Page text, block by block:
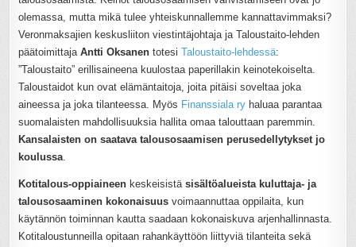
olemassa, mutta mikä tulee yhteiskunnallemme kannattavimmaksi?
Veronmaksajien keskusliiton viestintäjohtaja ja Taloustaito-lehden
päätoimittajaAntti OksanentotesiTaloustaito-lehdessä:
”Taloustaito” erillisaineena kuulostaa paperillakin keinotekoiselta.
Taloustaidot kun ovat elämäntaitoja, joita pitäisi soveltaa joka
aineessa ja joka tilanteessa. Myös Finanssiala ry haluaa parantaa
suomalaisten mahdollisuuksia hallita omaa talouttaan paremmin.
Kansalaisten on saatava talousosaamisen perusedellytykset jo
koulussa.
Kotitalous-oppiaineen keskeisistäsisältöalueista kuluttaja- ja
talousosaaminen kokonaisuusvoimaannuttaa oppilaita, kun
käytännön toiminnan kautta saadaan kokonaiskuva arjenhallinnasta.
Kotitaloustunneilla opitaan rahankäyttöön liittyviä tilanteita sekä